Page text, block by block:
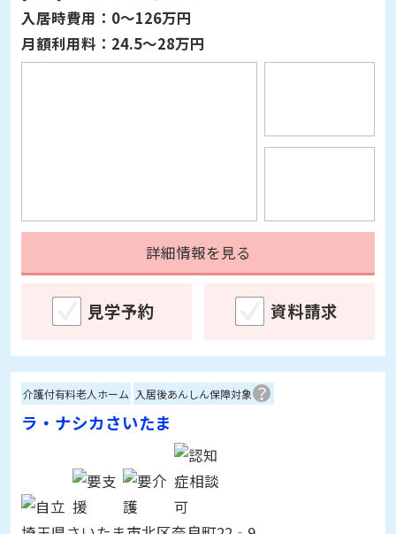
見学予約
ラ・ナシカさいたま
埼玉県さいたま市北区奈良町22‐9
[空室]1～4室
※7/2更新